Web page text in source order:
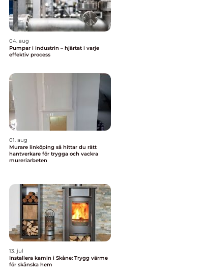
04. aug
Pumpar i industrin – hjärtat i varje
effektiv process
01. aug
Murare linköping så hittar du rätt
hantverkare för trygga och vackra
mureriarbeten
13. jul
Installera kamin i Skåne: Trygg värme
för skånska hem